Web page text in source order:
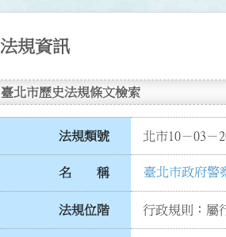
法規資訊
臺北市歷史法規條文檢索
法規類號 北市10－03－
名 稱 臺北市政府警
法規位階 行政規則：屬